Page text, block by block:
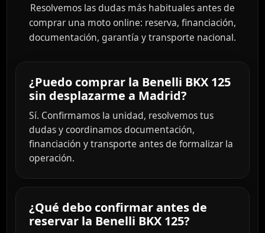
Resolvemos las dudas más habituales antes de
comprar una moto online: reserva, financiación,
documentación, garantía y transporte nacional.
¿Puedo comprar la Benelli BKX 125
sin desplazarme a Madrid?
Sí. Confirmamos la unidad, resolvemos tus
dudas y coordinamos documentación,
financiación y transporte antes de formalizar la
operación.
¿Qué debo confirmar antes de
reservar la Benelli BKX 125?